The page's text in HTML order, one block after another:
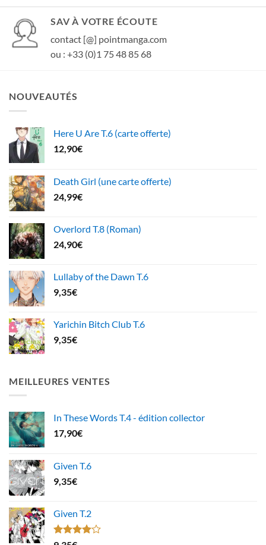
SAV À VOTRE ÉCOUTE
contact [@] pointmanga.com
ou : +33 (0)1 75 48 85 68
NOUVEAUTÉS
Here U Are T.6 (carte offerte)
12,90€
Death Girl (une carte offerte)
24,99€
Overlord T.8 (Roman)
24,90€
Lullaby of the Dawn T.6
9,35€
Yarichin Bitch Club T.6
9,35€
MEILLEURES VENTES
In These Words T.4 - édition collector
17,90€
Given T.6
9,35€
Given T.2